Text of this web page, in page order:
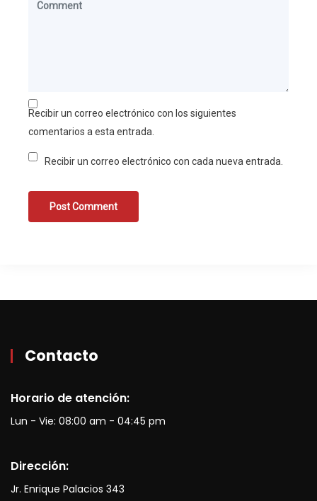
Recibir un correo electrónico con los siguientes
comentarios a esta entrada.
Recibir un correo electrónico con cada nueva entrada.
Contacto
Horario de atención:
Lun - Vie: 08:00 am - 04:45 pm
Dirección:
Jr. Enrique Palacios 343